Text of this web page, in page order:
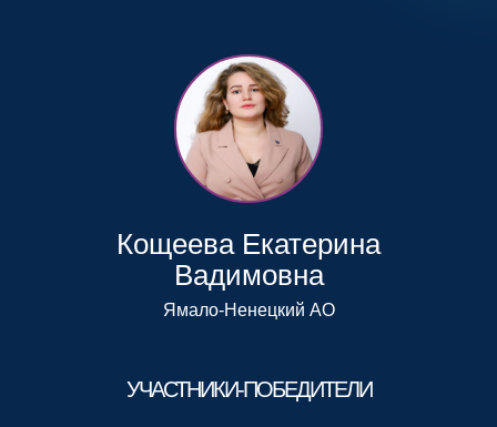
УЧАСТНИКИ-ПОБЕДИТЕЛИ
Кощеева Екатерина
Вадимовна
Ямало-Ненецкий АО